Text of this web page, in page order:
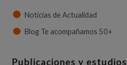
Noticias de Actualidad
Blog Te acompañamos 50+
Publicaciones y estudios